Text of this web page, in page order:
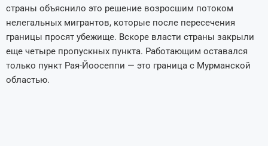
страны объяснило это решение возросшим потоком
нелегальных мигрантов, которые после пересечения
границы просят убежище. Вскоре власти страны закрыли
еще четыре пропускных пункта. Работающим оставался
только пункт Рая-Йоосеппи — это граница с Мурманской
областью.